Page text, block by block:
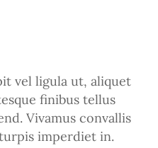
vel ligula ut, aliquet
finibus tellus
Vivamus convallis
imperdiet in.